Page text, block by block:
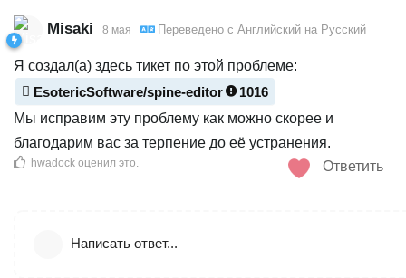
Misaki 8 мая Переведено с Английский на Русский
Я создал(а) здесь тикет по этой проблеме:
EsotericSoftware/spine-editor
1016
Мы исправим эту проблему как можно скорее и
благодарим вас за терпение до её устранения.
Ответить
hwadock оценил это
Написать ответ...